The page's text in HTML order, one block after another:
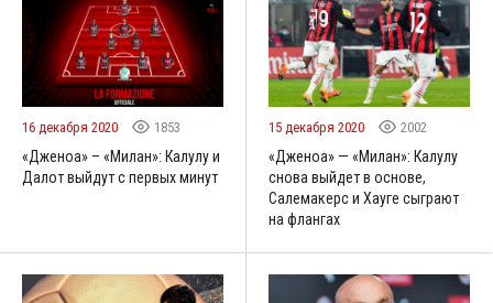
16 декабря 2020 1853
«Дженоа» – «Милан»: Калулу и
Далот выйдут с первых минут
15 декабря 2020 2002
«Дженоа» — «Милан»: Калулу
снова выйдет в основе,
Салемакерс и Хауге сыграют
на флангах